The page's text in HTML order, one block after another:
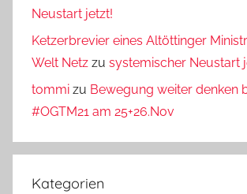
Neustart jetzt!
Ketzerbrevier eines Altöttinger
Welt Netz zu systemischer Neustart
tommi zu Bewegung weiter denken
#OGTM21 am 25+26.Nov
Kategorien